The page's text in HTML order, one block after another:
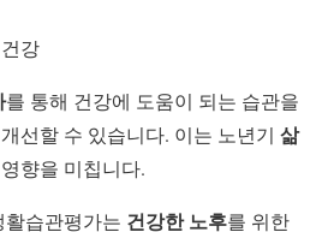
강
를 통해 건강에 도움이 되는 습관을
선할 수 있습니다. 이는 노년기 삶
향을 미칩니다.
습관평가는 건강한 노후를 위한